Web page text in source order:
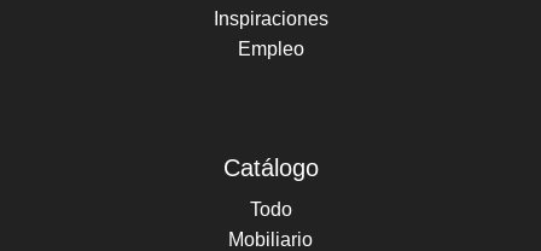
Inspiraciones
Empleo
Catálogo
Todo
Mobiliario